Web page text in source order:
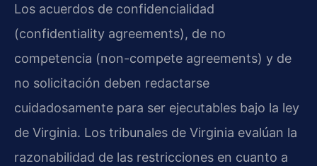
Los acuerdos de confidencialidad
(confidentiality agreements), de no
competencia (non-compete agreements) y de
no solicitación deben redactarse
cuidadosamente para ser ejecutables bajo la ley
de Virginia. Los tribunales de Virginia evalúan la
razonabilidad de las restricciones en cuanto a